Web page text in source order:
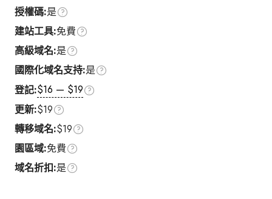
授權碼:是
建站工具:免費
高級域名:是
國際化域名支持:是
登記:$16 — $19
更新:$19
轉移域名:$19
園區域:免費
域名折扣:是